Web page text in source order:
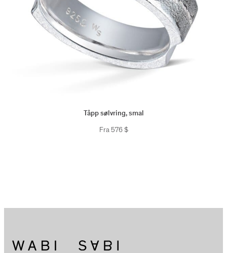
Tåpp sølvring, smal
Fra576$